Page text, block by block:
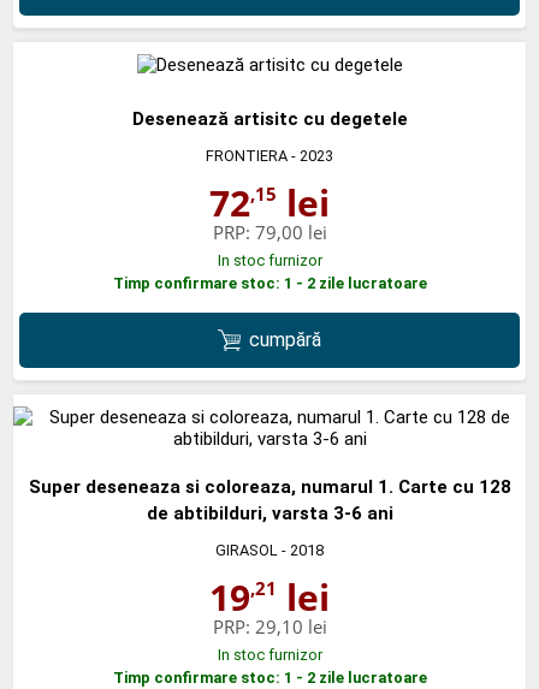
Desenează artisitc cu degetele
FRONTIERA - 2023
72,15 lei
PRP: 79,00 lei
In stoc furnizor
Timp confirmare stoc: 1 - 2 zile lucratoare
cumpără
Super deseneaza si coloreaza, numarul 1. Carte cu 128
de abtibilduri, varsta 3-6 ani
GIRASOL - 2018
19,21 lei
PRP: 29,10 lei
In stoc furnizor
Timp confirmare stoc: 1 - 2 zile lucratoare